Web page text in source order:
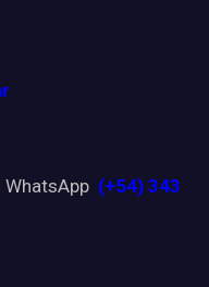
(+54) 343